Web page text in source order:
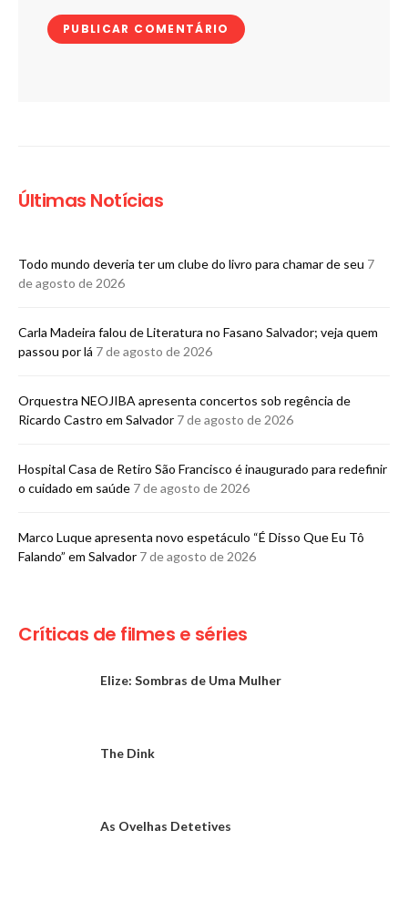
Últimas Notícias
Todo mundo deveria ter um clube do livro para chamar de seu 7
de agosto de 2026
Carla Madeira falou de Literatura no Fasano Salvador; veja quem
passou por lá 7 de agosto de 2026
Orquestra NEOJIBA apresenta concertos sob regência de
Ricardo Castro em Salvador 7 de agosto de 2026
Hospital Casa de Retiro São Francisco é inaugurado para redefinir
o cuidado em saúde 7 de agosto de 2026
Marco Luque apresenta novo espetáculo “É Disso Que Eu Tô
Falando” em Salvador 7 de agosto de 2026
Críticas de filmes e séries
Elize: Sombras de Uma Mulher
The Dink
As Ovelhas Detetives